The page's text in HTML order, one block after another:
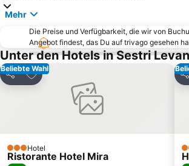
Mehr
Die Preise und Verfügbarkeit, die wir von
Angebot findest, das Du auf trivago gesehen
Unter den Hotels in Sestri
Beliebte Wahl
Teilen
Zu Favoriten hinzufügen
3 Sterne
Hotel
Ristorante Hotel Mira 4